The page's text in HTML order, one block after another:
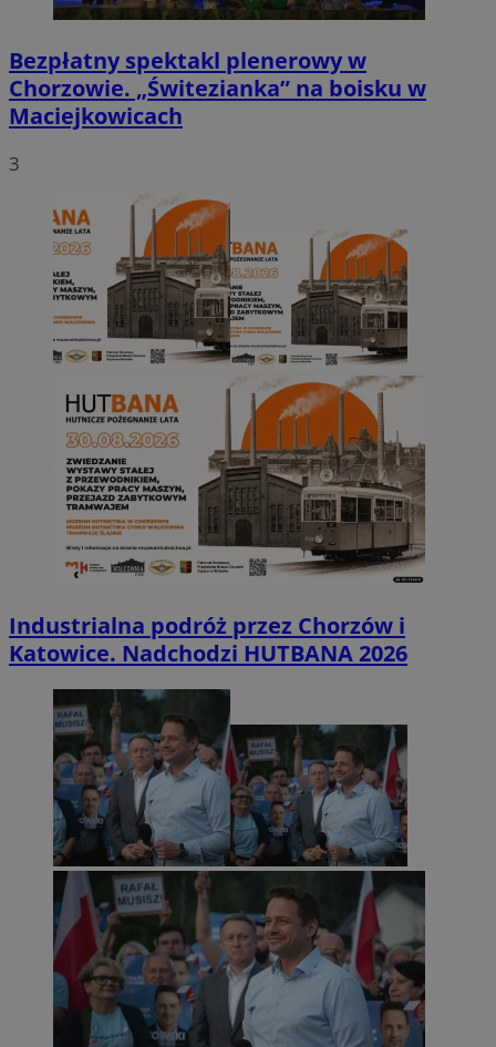
Bezpłatny spektakl plenerowy w
Chorzowie. „Świtezianka” na boisku w
Maciejkowicach
3
Industrialna podróż przez Chorzów i
Katowice. Nadchodzi HUTBANA 2026